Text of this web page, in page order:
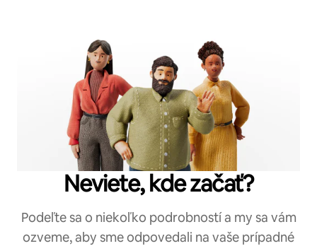
Neviete, kde začať?
Podeľte sa o niekoľko podrobností a my sa vám
ozveme, aby sme odpovedali na vaše prípadné